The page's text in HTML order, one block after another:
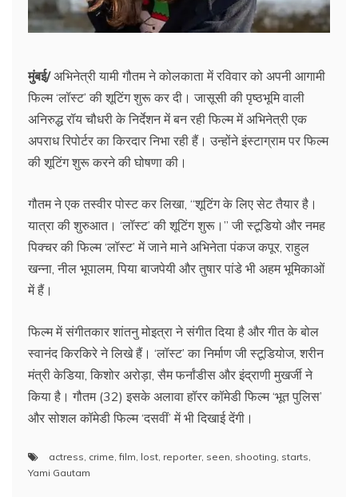
मुंबई/अभिनेत्री यामी गौतम ने कोलकाता में रविवार को अपनी आगामी
फिल्म ‘लॉस्ट’ की शूटिंग शुरू कर दी। जासूसी की पृष्ठभूमि वाली
अनिरुद्ध रॉय चौधरी के निर्देशन में बन रही फिल्म में अभिनेत्री एक
अपराध रिपोर्टर का किरदार निभा रही हैं। उन्होंने इंस्टाग्राम पर फिल्म
की शूटिंग शुरू करने की घोषणा की।
गौतम ने एक तस्वीर पोस्ट कर लिखा, ‘‘शूटिंग के लिए सेट तैयार है।
यात्रा की शुरुआत। ‘लॉस्ट’ की शूटिंग शुरू।’’ जी स्टूडियो और नमह
पिक्चर की फिल्म ‘लॉस्ट’ में जाने माने अभिनेता पंकज कपूर, राहुल
खन्ना, नील भूपालम, पिया बाजपेयी और तुषार पांडे भी अहम भूमिकाओं
में हैं।
फिल्म में संगीतकार शांतनु मोइत्रा ने संगीत दिया है और गीत के बोल
स्वानंद किरकिरे ने लिखे हैं। ‘लॉस्ट’ का निर्माण जी स्टूडियोज, शरीन
मंत्री केडिया, किशोर अरोड़ा, सैम फर्नांडीस और इंद्राणी मुखर्जी ने
किया है। गौतम (32) इसके अलावा हॉरर कॉमेडी फिल्म ‘भूत पुलिस’
और सोशल कॉमेडी फिल्म ‘दसवीं’ में भी दिखाई देंगी।
actress, crime,film, lost, reporter, seen, shooting, starts,
Yami Gautam